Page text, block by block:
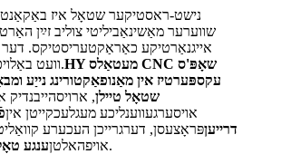
נישט-ראסטיקער שטאָל איז באַקאַנט
שווערער מאַשינאַביליטי צוליב זײַן
אייגנאַרטיקע כאַראַקטעריסטיקס.
וועט באַלויכטן דאָס.HY מעטאַלס ​​CNC שאָפּ'ס
עקספּערטיז אין מאַנופאַקטורינג נייַע
שטאָל טיילן, ארויסהייבנדיק
אויסערגעווענליכע מעגלעכקייטן אין
דרײעןפּראָצעסן, דערגרייכן העכערע
אויפהאלטןענגע
.